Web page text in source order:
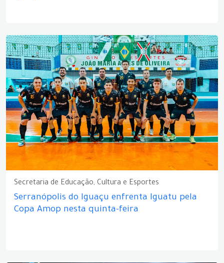
Secretaria de Educação, Cultura e Esportes
Serranópolis do Iguaçu enfrenta Iguatu pela
Copa Amop nesta quinta-feira